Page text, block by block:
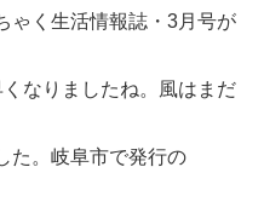
ゃく生活情報誌・3月号が
なりましたね。風はまだ
た。岐阜市で発行の